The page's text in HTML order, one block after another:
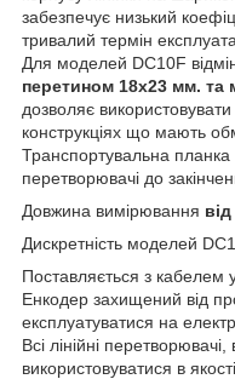
забезпечує низький
тривалий термін
Для моделей DC10F
перетином 18х23 мм. та
дозволяє
конструкціях що мають
Транспортувальна
перетворювачі до
Довжина вимірювання
Дискретність моделей
Поставляється з кабелем
Енкодер захищений від
експлуатуватися на
Всі лінійні
використовуватися в